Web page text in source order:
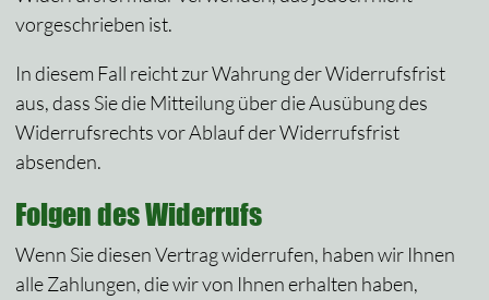
vorgeschrieben ist.
In diesem Fall reicht zur Wahrung der Widerrufsfrist
aus, dass Sie die Mitteilung über die Ausübung des
Widerrufsrechts vor Ablauf der Widerrufsfrist
absenden.
Folgen des Widerrufs
Wenn Sie diesen Vertrag widerrufen, haben wir Ihnen
alle Zahlungen, die wir von Ihnen erhalten haben,